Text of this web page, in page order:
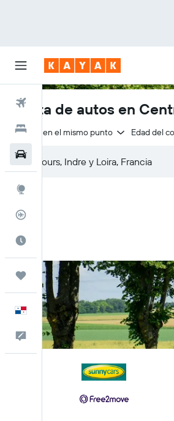
Vuelos
Hoteles
Trips
Español
Comentarios
Renta de autos en
Entrega en el mismo punto Edad del